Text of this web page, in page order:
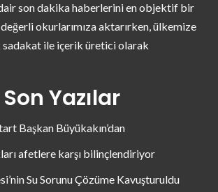
son dakika haberlerini en objektif bir
okurlarımıza aktarırken, ülkemize
sadakat ile içerik üretici olarak
Son Yazılar
Başkan Büyükakın’dan
afetlere karşı bilinçlendiriyor
Su Sorunu Çözüme Kavuşturuldu